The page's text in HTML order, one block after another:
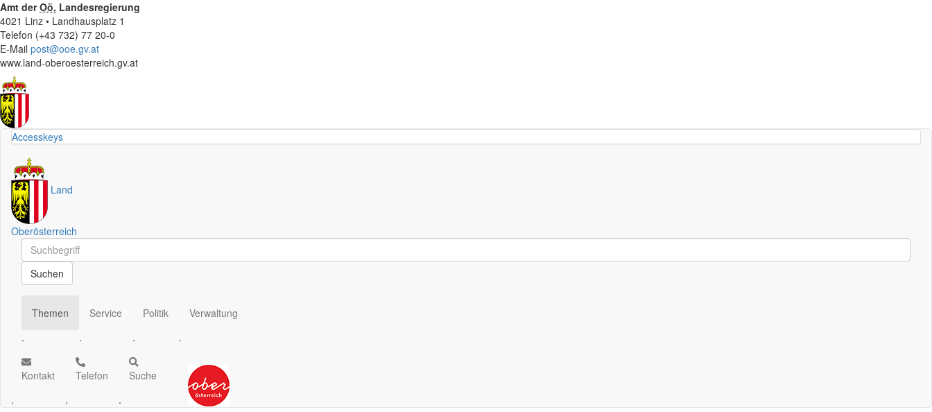
Amt derOö. Landesregierung
4021 Linz • Landhausplatz 1
Telefon (+43 732) 77 20-0
E-Mail post@ooe.gv.at
www.land-oberoesterreich.gv.at
Accesskeys
Land
Oberösterreich
Schnellsuche
Schnellsuche
Suchen
Themen
.
Service
.
Politik
.
Verwaltung
.
Kontakt
.
Telefon
.
Suche
.